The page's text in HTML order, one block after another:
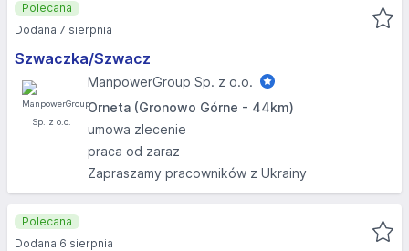
Szwaczka/Szwacz
ManpowerGroup Sp. z o.o.
Orneta (Gronowo Górne - 44km)
umowa zlecenie
praca od zaraz
Zapraszamy pracowników z Ukrainy
Polecana
Dodana 7 sierpnia
Polecana
Dodana 6 sierpnia